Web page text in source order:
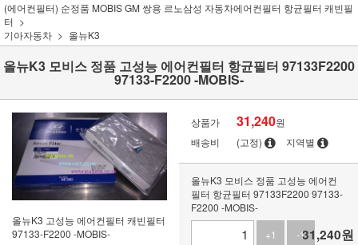
(에어컨필터) 순정품 MOBIS GM 쌍용 르노삼성 자동차에어컨필터 항균필터 캐빈필
터
기아자동차
올뉴K3
올뉴K3 모비스 정품 고성능 에어컨필터 항균필터 97133F2200
97133-F2200 -MOBIS-
올뉴K3 고성능 에어컨필터 캐빈필터
97133-F2200 -MOBIS-
상품가 31,240원
배송비
(고정) 지역별
올뉴K3 모비스 정품 고성능 에어컨
필터 항균필터 97133F2200 97133-
F2200 -MOBIS-
+1
-131,240원